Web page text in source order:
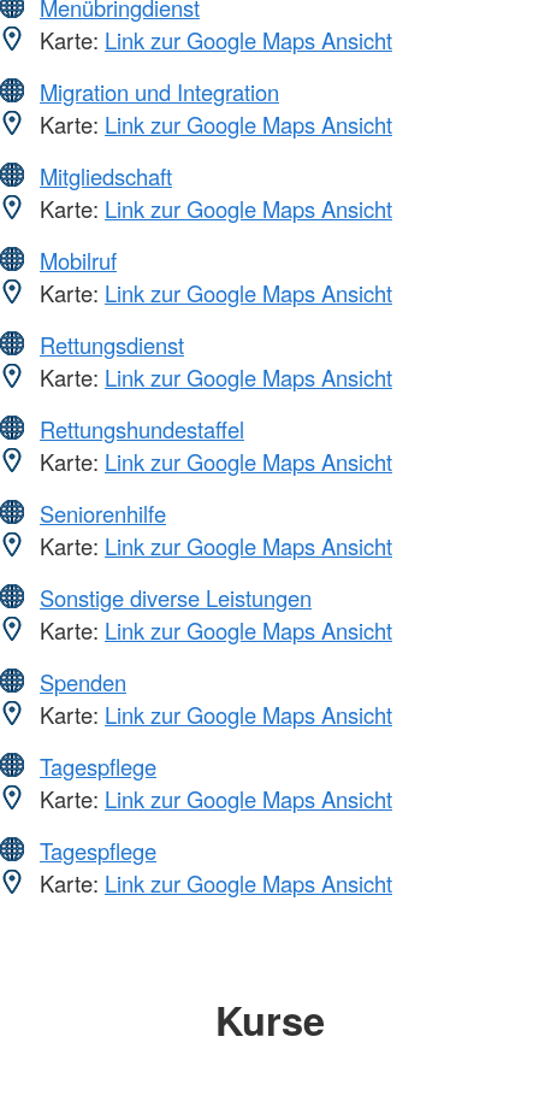
Menübringdienst
Karte: Link zur Google Maps Ansicht
Migration und Integration
Karte: Link zur Google Maps Ansicht
Mitgliedschaft
Karte: Link zur Google Maps Ansicht
Mobilruf
Karte: Link zur Google Maps Ansicht
Rettungsdienst
Karte: Link zur Google Maps Ansicht
Rettungshundestaffel
Karte: Link zur Google Maps Ansicht
Seniorenhilfe
Karte: Link zur Google Maps Ansicht
Sonstige diverse Leistungen
Karte: Link zur Google Maps Ansicht
Spenden
Karte: Link zur Google Maps Ansicht
Tagespflege
Karte: Link zur Google Maps Ansicht
Tagespflege
Karte: Link zur Google Maps Ansicht
Kurse